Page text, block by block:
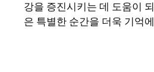
강을 증진시키는 데 도움이
은 특별한 순간을 더욱 기억